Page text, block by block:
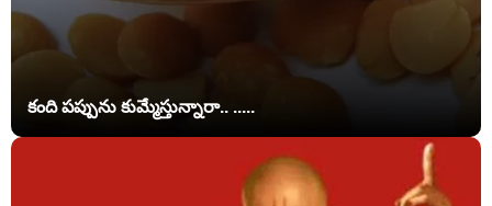
కంది పప్పును కుమ్మేస్తున్నారా.. .....